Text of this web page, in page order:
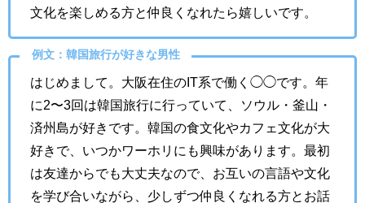
文化を楽しめる方と仲良くなれたら嬉しいです。
例文：韓国旅行が好きな男性
はじめまして。大阪在住のIT系で働く◯◯です。年
に2〜3回は韓国旅行に行っていて、ソウル・釜山・
済州島が好きです。韓国の食文化やカフェ文化が大
好きで、いつかワーホリにも興味があります。最初
は友達からでも大丈夫なので、お互いの言語や文化
を学び合いながら、少しずつ仲良くなれる方とお話